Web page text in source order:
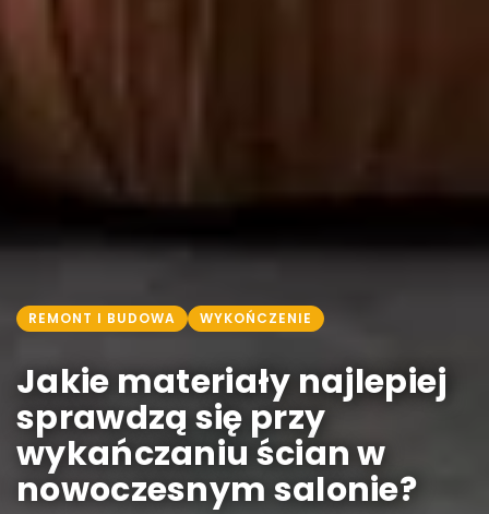
REMONT I BUDOWA WYKOŃCZENIE
Jakie materiały najlepiej
sprawdzą się przy
wykańczaniu ścian w
nowoczesnym salonie?